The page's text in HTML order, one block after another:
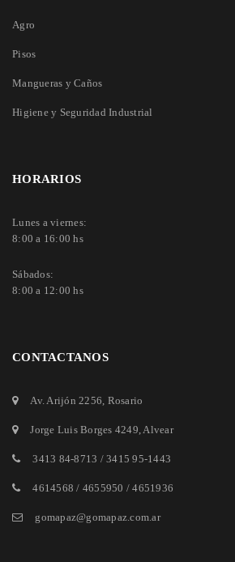
Agro
Pisos
Mangueras y Caños
Higiene y Seguridad Industrial
HORARIOS
Lunes a viernes:
8:00 a 16:00 hs
Sábados:
8:00 a 12:00 hs
CONTACTANOS
Av. Arijón 2256 , Rosario
Jorge Luis Borges 4249 , Alvear
3413 84-8713 / 3415 95-1443
4614568 / 4655950 / 4651936
gomapaz@gomapaz.com.ar